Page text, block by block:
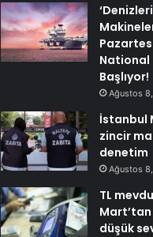
National
Başlıyor!
Ağustos
İstanbul
zincir
denetim
Ağustos
TL
düşük